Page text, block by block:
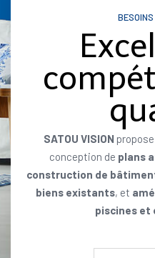
SATOU VISION
conception de plans
construction de
biens existants, et
piscines et